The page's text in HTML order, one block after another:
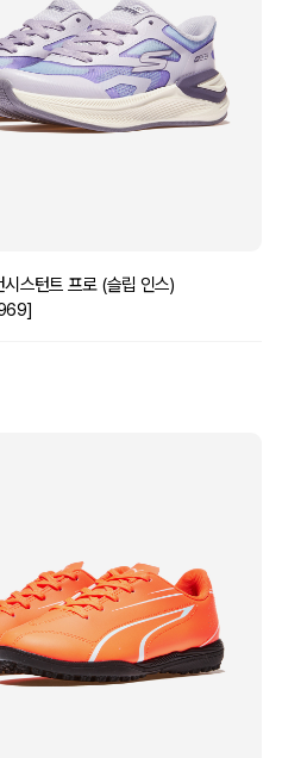
스턴트 프로 (슬립 인스)